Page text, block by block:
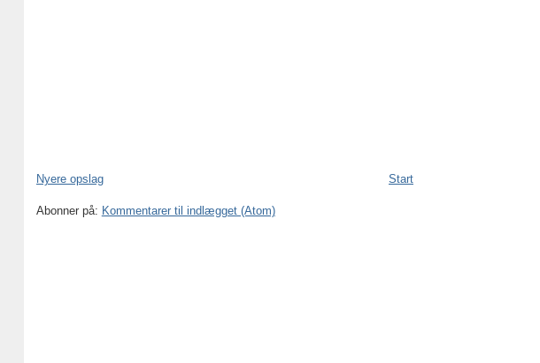
Nyere opslag Start
Abonner på: Kommentarer til indlægget (Atom)